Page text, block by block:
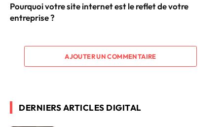
Pourquoi votre site internet est le reflet de votre
entreprise ?
AJOUTER UN COMMENTAIRE
DERNIERS ARTICLES DIGITAL